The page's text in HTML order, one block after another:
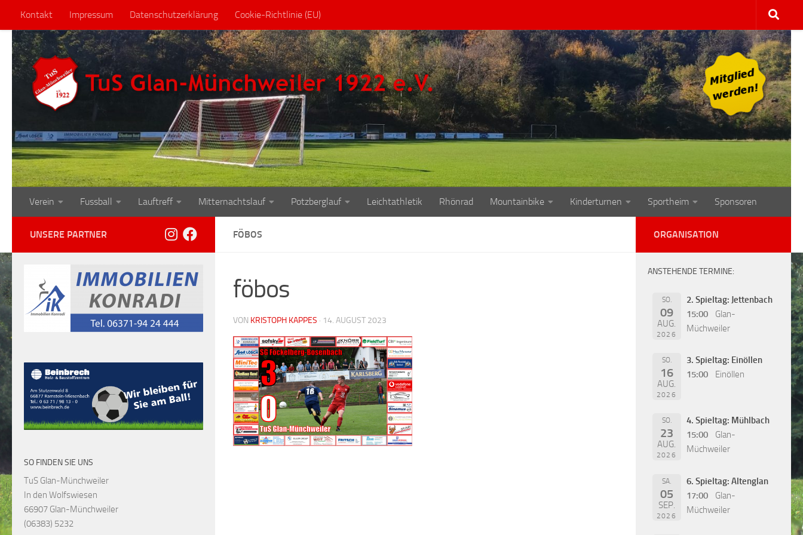
Zum Inhalt springen
Kontakt Impressum Datenschutzerklärung Cookie-Richtlinie (EU)
Verein Fussball Lauftreff Mitternachtslauf Potzberglauf Leichtathletik Rhönrad Mountainbike Kinderturnen Sportheim Sponsoren
FÖBOS
föbos
VON KRISTOPH KAPPES · 14. AUGUST 2023
UNSERE PARTNER
SO FINDEN SIE UNS
TuS Glan-Münchweiler
In den Wolfswiesen
66907 Glan-Münchweiler
(06383) 5232
ORGANISATION
ANSTEHENDE TERMINE:
SO.
09
AUG.
2026
2. Spieltag: Jettenbach
15:00
Glan-
Müchweiler
SO.
16
AUG.
2026
3. Spieltag: Einöllen
15:00
Einöllen
SO.
23
AUG.
2026
4. Spieltag: Mühlbach
15:00
Glan-
Müchweiler
SA.
05
SEP.
2026
6. Spieltag: Altenglan
17:00
Glan-
Müchweiler